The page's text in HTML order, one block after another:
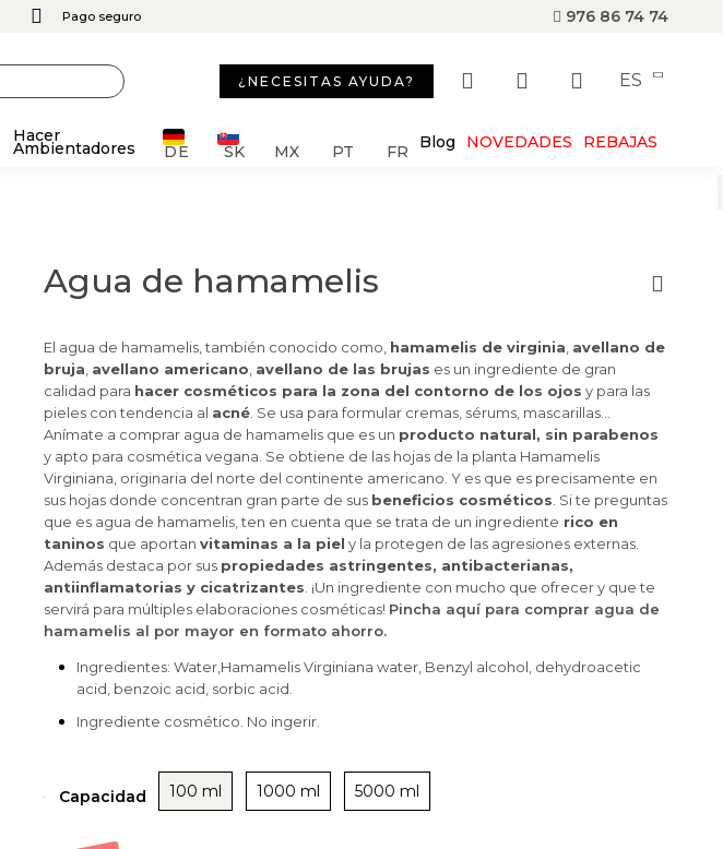
Pago seguro 976 86 74 74
¿NECESITAS AYUDA? ES
Hacer
Ambientadores DE SK MX PT FR Blog NOVEDADES REBAJAS
Agua de hamamelis
El agua de hamamelis, también conocido como, hamamelis de virginia avellano de
bruja avellano americano avellano de las brujas es un ingrediente de gran
calidad para hacer cosméticos para la zona del contorno de los ojos y para las
pieles con tendencia al acné . Se usa para formular cremas, sérums, mascarillas...
Anímate a comprar agua de hamamelis que es un producto natural, sin parabenos
y apto para cosmética vegana. Se obtiene de las hojas de la planta Hamamelis
Virginiana, originaria del norte del continente americano. Y es que es precisamente en
sus hojas donde concentran gran parte de sus beneficios cosméticos . Si te preguntas
que es agua de hamamelis, ten en cuenta que se trata de un ingrediente rico en
taninos que aportan vitaminas a la piel y la protegen de las agresiones externas.
Además destaca por sus propiedades astringentes, antibacterianas,
antiinflamatorias y cicatrizantes . ¡Un ingrediente con mucho que ofrecer y que te
servirá para múltiples elaboraciones cosméticas! Pincha aquí para comprar agua de
hamamelis al por mayor en formato ahorro.
Ingredientes: Water,Hamamelis Virginiana water, Benzyl alcohol, dehydroacetic
acid, benzoic acid, sorbic acid.
Ingrediente cosmético. No ingerir.
Capacidad 100 ml 1000 ml 5000 ml